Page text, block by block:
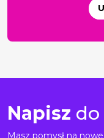
Napisz do
Masz pomysł na